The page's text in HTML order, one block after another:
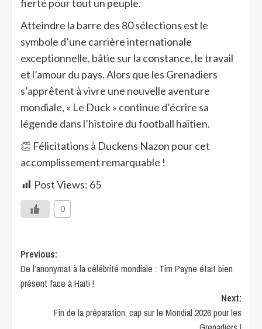
fierté pour tout un peuple.
Atteindre la barre des 80 sélections est le
symbole d’une carrière internationale
exceptionnelle, bâtie sur la constance, le travail
et l’amour du pays. Alors que les Grenadiers
s’apprêtent à vivre une nouvelle aventure
mondiale, « Le Duck » continue d’écrire sa
légende dans l’histoire du football haïtien.
👏 Félicitations à Duckens Nazon pour cet
accomplissement remarquable !
Post Views: 65
0
Previous:
De l’anonymat à la célébrité mondiale : Tim Payne était bien
présent face à Haïti !
Next:
Fin de la préparation, cap sur le Mondial 2026 pour les